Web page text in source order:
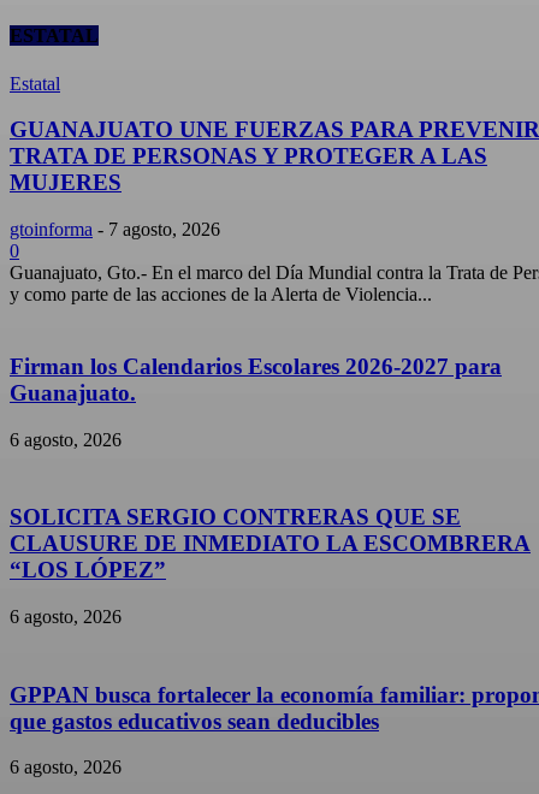
ESTATAL
Estatal
GUANAJUATO UNE FUERZAS PARA
TRATA DE PERSONAS Y PROTEGER A LAS
MUJERES
gtoinforma - 7 agosto, 2026
0
Guanajuato, Gto.- En el marco del Día Mundial contra la Trata de
y como parte de las acciones de la Alerta de Violencia...
Firman los Calendarios Escolares 2026-2027 para
Guanajuato.
6 agosto, 2026
SOLICITA SERGIO CONTRERAS QUE SE
CLAUSURE DE INMEDIATO LA ESCOMBRERA
“LOS LÓPEZ”
6 agosto, 2026
GPPAN busca fortalecer la economía familiar:
que gastos educativos sean deducibles
6 agosto, 2026